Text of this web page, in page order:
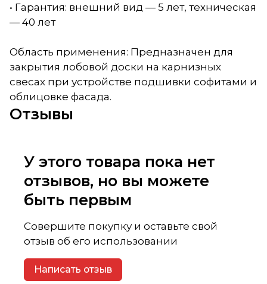
• Гарантия: внешний вид — 5 лет, техническая
— 40 лет
Область применения: Предназначен для
закрытия лобовой доски на карнизных
свесах при устройстве подшивки софитами и
облицовке фасада.
Отзывы
У этого товара пока нет
отзывов, но вы можете
быть первым
Совершите покупку и оставьте свой
отзыв об его использовании
Написать отзыв